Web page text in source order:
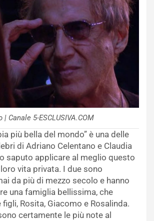
| Canale 5-ESCLUSIVA.COM
più bella del mondo” è una delle
di Adriano Celentano e Claudia
saputo applicare al meglio questo
vita privata. I due sono
da più di mezzo secolo e hanno
una famiglia bellissima, che
Rosita, Giacomo e Rosalinda.
certamente le più note al